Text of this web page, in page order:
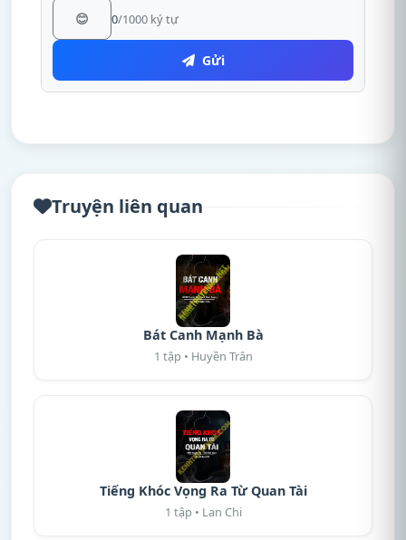
😊 0/1000 ký tự
Gửi
Truyện liên quan
Bát Canh Mạnh Bà
1 tập • Huyền Trân
Tiếng Khóc Vọng Ra Từ Quan Tài
1 tập • Lan Chi